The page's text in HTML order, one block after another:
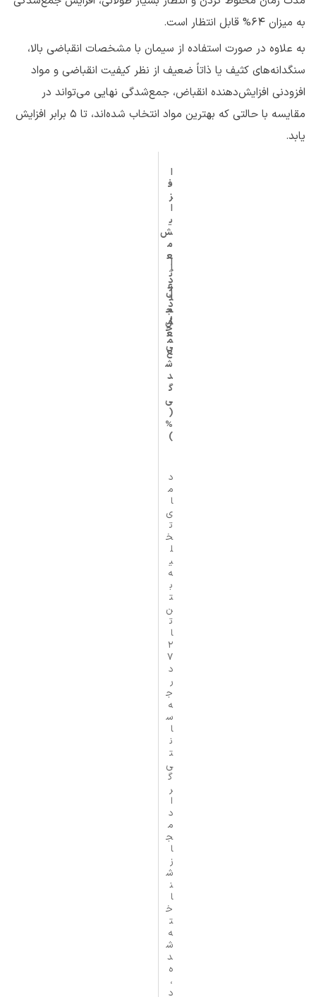
به میزان ۶۴% قابل انتظار است.
به علاوه در صورت استفاده از سیمان با مشخصات انقباضی بالا،
سنگدانه‌های کثیف یا ذاتاً ضعیف از نظر کیفیت انقباضی و مواد
افزودنی افزایش‌دهنده انقباض، جمع‌شدگی نهایی می‌تواند در
مقایسه با حالتی که بهترین مواد انتخاب شده‌اند، تا 5 برابر افزایش
یابد.
ع
ا
م
ل
ا
ف
ز
ا
ی
ش
م
ع
ا
د
ل
د
ر
ج
م
ع‌
ش
د
گ
ی
(
%
)
ا
ث
ر
ت
ج
م
ع
ی
د
م
ا
ی
ت
خ
ل
ی
ه
ب
ت
ن
ت
ا
2
7
د
ر
ج
ه
س
ا
ن
ت
ی‌
گ
ر
ا
د
م
ج
ا
ز
ش
ن
ا
خ
ت
ه
ش
د
ه
،
د